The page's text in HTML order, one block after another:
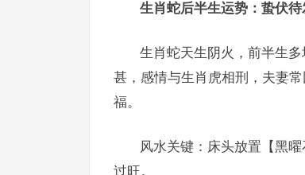
生肖蛇后半生运势：蛰伏
生肖蛇天生阴火，前半生
甚，感情与生肖虎相刑，夫妻
福。
风水关键：床头放置【黑
过旺。